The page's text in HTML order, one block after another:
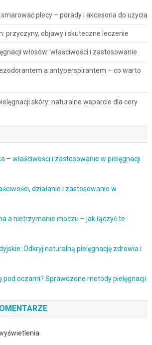
plecy – porady i akcesoria do użycia
przyczyny, objawy i skuteczne leczenie
włosów: właściwości i zastosowanie
a antyperspirantem – co warto
skóry: naturalne wsparcie dla cery
– właściwości i zastosowanie w pielęgnacji
działanie i zastosowanie w
a nietrzymanie moczu – jak łączyć te
Odkryj naturalną pielęgnację zdrowia i
pod oczami? Sprawdzone metody pielęgnacji